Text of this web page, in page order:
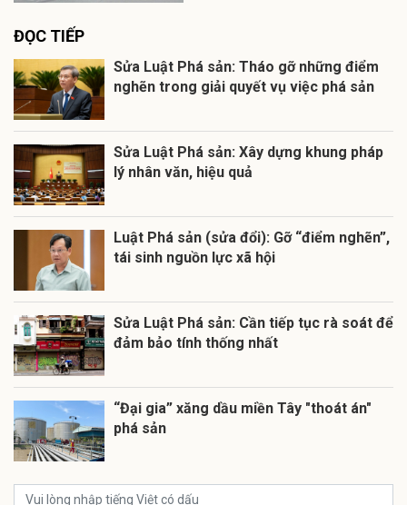
ĐỌC TIẾP
Sửa Luật Phá sản: Tháo gỡ những điểm
nghẽn trong giải quyết vụ việc phá sản
Sửa Luật Phá sản: Xây dựng khung pháp
lý nhân văn, hiệu quả
Luật Phá sản (sửa đổi): Gỡ “điểm nghẽn”,
tái sinh nguồn lực xã hội
Sửa Luật Phá sản: Cần tiếp tục rà soát để
đảm bảo tính thống nhất
“Đại gia” xăng dầu miền Tây "thoát án"
phá sản